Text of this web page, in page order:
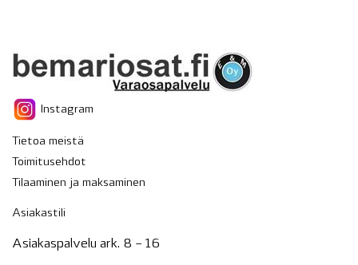
Instagram
Tietoa meistä
Toimitusehdot
Tilaaminen ja maksaminen
Asiakastili
Asiakaspalvelu ark. 8 – 16